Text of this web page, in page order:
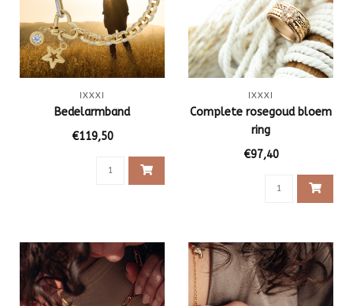
IXXXI
Bedelarmband
€119,50
IXXXI
Complete rosegoud bloem
ring
€97,40